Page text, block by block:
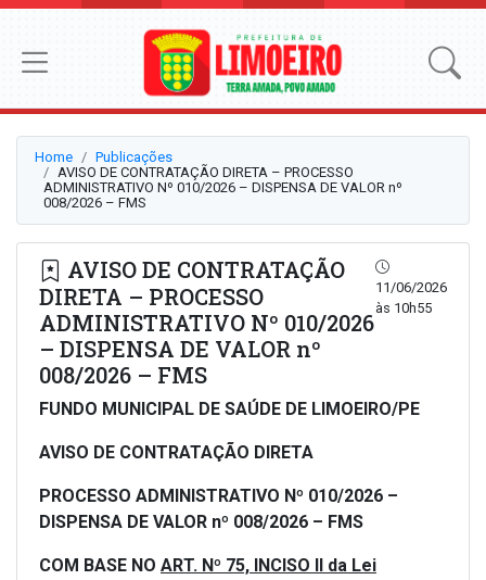
Home
Publicações
AVISO DE CONTRATAÇÃO DIRETA – PROCESSO
ADMINISTRATIVO Nº 010/2026 – DISPENSA DE VALOR nº
008/2026 – FMS
AVISO DE CONTRATAÇÃO
DIRETA – PROCESSO
ADMINISTRATIVO Nº 010/2026
– DISPENSA DE VALOR nº
008/2026 – FMS
11/06/2026
às 10h55
FUNDO MUNICIPAL DE SAÚDE DE LIMOEIRO/PE
AVISO DE CONTRATAÇÃO DIRETA
PROCESSO ADMINISTRATIVO Nº 010/2026 –
DISPENSA DE VALOR nº 008/2026 – FMS
COM BASE NO ART. Nº 75, INCISO II da Lei